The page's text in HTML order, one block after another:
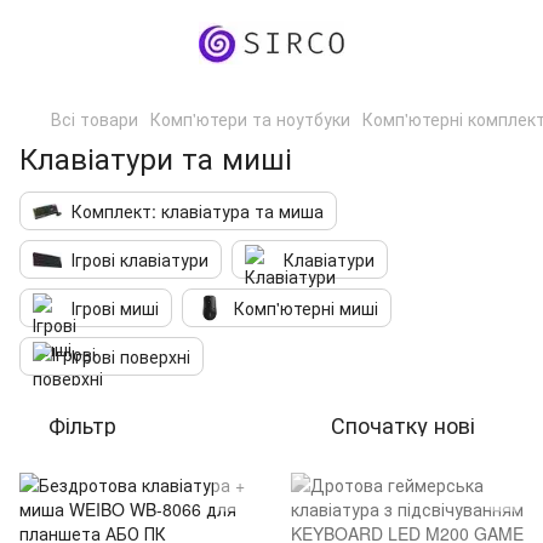
Всі товари Комп'ютери та ноутбуки Комп'ютерні
Клавіатури та миші
Комплект: клавіатура та миша
Ігрові клавіатури
Клавіатури
Ігрові миші
Комп'ютерні миші
Ігрові поверхні
Фільтр Спочатку нові